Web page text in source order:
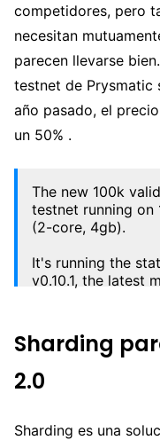
competidores, pero
necesitan
parecen llevarse
testnet de Prysmatic
año pasado, el
un 50% .
The new 100k
testnet running on
(2-core, 4gb).
It's running the
v0.10.1, the latest
public. Watch this
pic.twitter.com/
— Paul Hauner
Sharding
2.0
Sharding es una